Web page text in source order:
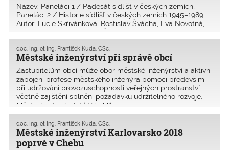
Název: Paneláci 1 / Padesát sídlišť v českých zemích,
Paneláci 2 / Historie sídlišť v českých zemích 1945–1989
Autor: Lucie Skřivánková, Rostislav Švácha, Eva Novotná,
Uměleckoprůmyslové museum v Praze, 2017
Městské inženýrství při správě obcí
doc. Ing. et Ing. František Kuda, CSc.
Zastupitelům obcí může obor městské inženýrství a aktivní
zapojení profese městského inženýra pomoci především
při udržování provozuschopnosti veřejných prostranství
včetně zajištění splnění požadavku udržitelného rozvoje.
Městské inženýrství (dále MI) je i
Městské inženýrství Karlovarsko 2018
poprvé v Chebu
doc. Ing. et Ing. František Kuda, CSc.